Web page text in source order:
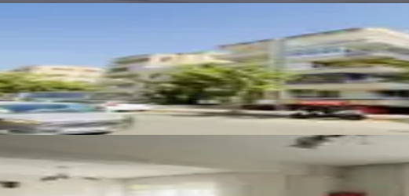
Yenişehir Caddesi Üzeri 2+1 Temiz Bakımlı Daire
·06.08.2026
Turgut Özal Parkı Yanı 2+1 Temiz Bakımlı Son Kat